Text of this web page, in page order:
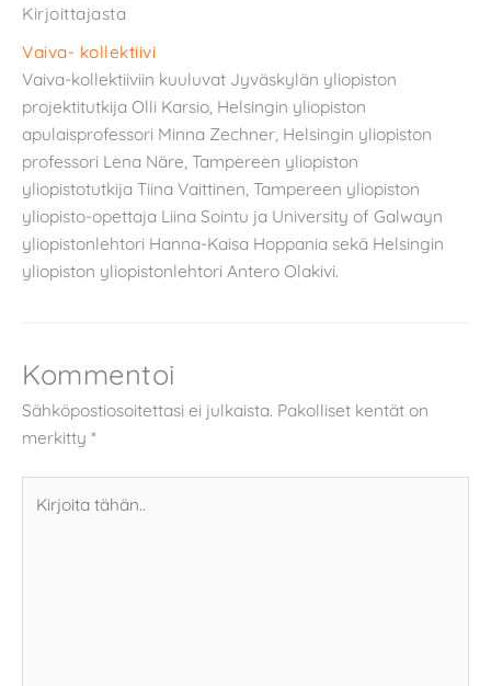
Kirjoittajasta
Vaiva- kollektiivi
Vaiva-kollektiiviin kuuluvat Jyväskylän yliopiston
projektitutkija Olli Karsio, Helsingin yliopiston
apulaisprofessori Minna Zechner, Helsingin yliopiston
professori Lena Näre, Tampereen yliopiston
yliopistotutkija Tiina Vaittinen, Tampereen yliopiston
yliopisto-opettaja Liina Sointu ja University of Galwayn
yliopistonlehtori Hanna-Kaisa Hoppania sekä Helsingin
yliopiston yliopistonlehtori Antero Olakivi.
Kommentoi
Sähköpostiosoitettasi ei julkaista. Pakolliset kentät on
merkitty *
tähän..